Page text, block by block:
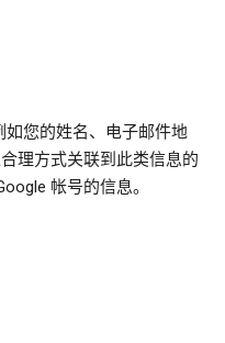
您的姓名、电子邮件地
理方式关联到此类信息的
帐号的信息。